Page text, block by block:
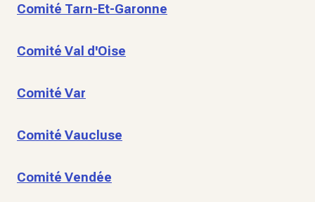
Comité Tarn-Et-Garonne
Comité Val d'Oise
Comité Var
Comité Vaucluse
Comité Vendée